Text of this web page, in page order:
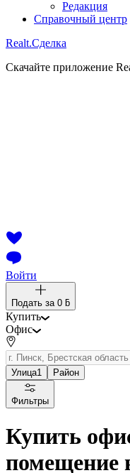
Редакция
Справочный центр
Realt.Сделка
Скачайте приложение
Войти
Подать за 0 ƃ
Купить
Офис
Улица1 Район
Фильтры
Купить
помещение